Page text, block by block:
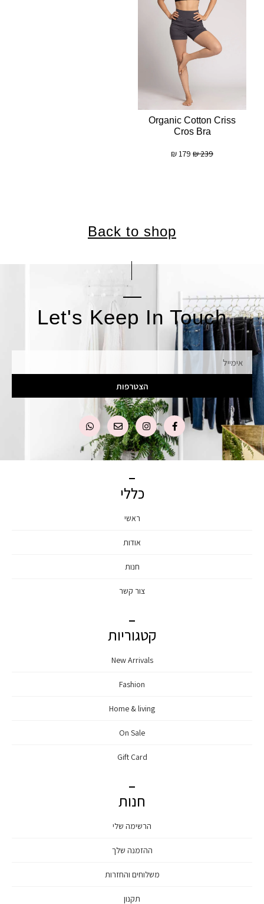
Organic Cotton Criss
Cros Bra
239
₪
179
₪
Back to shop
Let's Keep In Touch
אימייל
הצטרפות
כללי
ראשי
אודות
חנות
צור קשר
קטגוריות
New Arrivals
Fashion
Home & living
On Sale
Gift Card
חנות
הרשימה שלי
ההזמנה שלך
משלוחים והחזרות
תקנון